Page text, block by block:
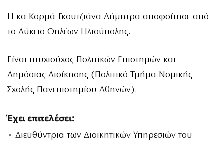
Η κα Κορμά-Γκουτζιάνα Δήμητρα αποφοίτησε από
το Λύκειο Θηλέων Ηλιούπολης.
Είναι πτυχιούχος Πολιτικών Επιστημών και
Δημόσιας Διοίκησης (Πολιτικό Τμήμα Νομικής
Σχολής Πανεπιστημίου Αθηνών).
Έχει επιτελέσει:
• Διευθύντρια των Διοικητικών Υπηρεσιών του